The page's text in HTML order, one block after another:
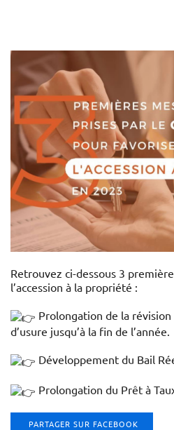
Retrouvez ci-dessous 3
l’accession à la propriété :
Prolongation de la
d’usure jusqu’à la fin de l’année.
Développement du Bail
Prolongation du Prêt à
PARTAGER SUR FACEBOOK